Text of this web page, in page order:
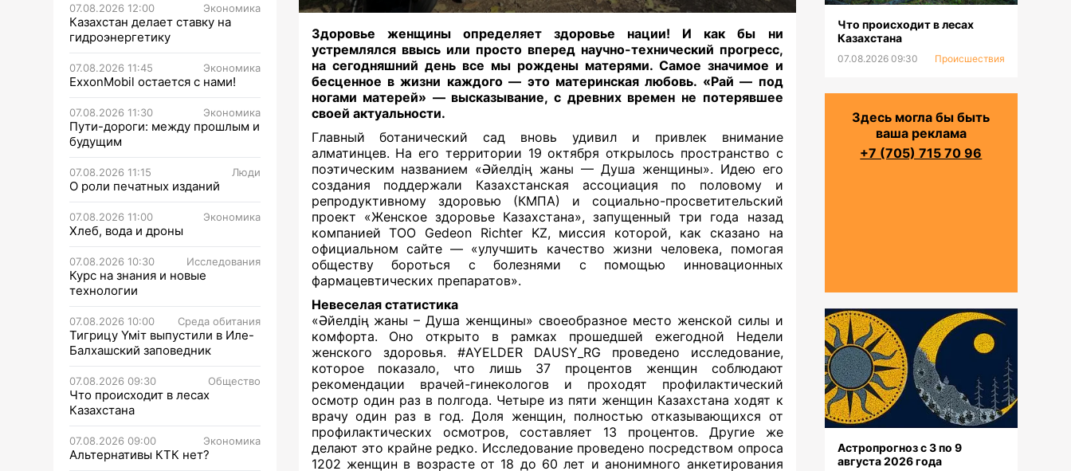
07.08.2026 12:00 Экономика
Казахстан делает ставку на
гидроэнергетику
07.08.2026 11:45 Экономика
ExxonMobil остается с нами!
07.08.2026 11:30 Экономика
Пути-дороги: между прошлым и
будущим
07.08.2026 11:15 Люди
О роли печатных изданий
07.08.2026 11:00 Экономика
Хлеб, вода и дроны
07.08.2026 10:30 Исследования
Курс на знания и новые
технологии
07.08.2026 10:00 Среда обитания
Тигрицу Үміт выпустили в Иле-
Балхашский заповедник
07.08.2026 09:30 Общество
Что происходит в лесах
Казахстана
07.08.2026 09:00 Экономика
Альтернативы КТК нет?
Здоровье женщины определяет здоровье нации! И как бы ни
устремлялся ввысь или просто вперед научно-технический прогресс,
на сегодняшний день все мы рождены матерями. Самое значимое и
бесценное в жизни каждого — это материнская любовь. «Рай — под
ногами матерей» — высказывание, с древних времен не потерявшее
своей актуальности.
Главный ботанический сад вновь удивил и привлек внимание
алматинцев. На его территории 19 октября открылось пространство с
поэтическим названием «Әйелдің жаны — Душа женщины». Идею его
создания поддержали Казахстанская ассоциация по половому и
репродуктивному здоровью (КМПА) и социально-просветительский
проект «Женское здоровье Казахстана», запущенный три года назад
компанией ТОО Gedeon Richter KZ, миссия которой, как сказано на
официальном сайте — «улучшить качество жизни человека, помогая
обществу бороться с болезнями с помощью инновационных
фармацевтических препаратов».
Невеселая статистика
«Әйелдің жаны – Душа женщины» своеобразное место женской силы и
комфорта. Оно открыто в рамках прошедшей ежегодной Недели
женского здоровья. #AYELDER DAUSY_RG проведено исследование,
которое показало, что лишь 37 процентов женщин соблюдают
рекомендации врачей-гинекологов и проходят профилактический
осмотр один раз в полгода. Четыре из пяти женщин Казахстана ходят к
врачу один раз в год. Доля женщин, полностью отказывающихся от
профилактических осмотров, составляет 13 процентов. Другие же
делают это крайне редко. Исследование проведено посредством опроса
1202 женщин в возрасте от 18 до 60 лет и анонимного анкетирования
Что происходит в лесах
Казахстана
07.08.2026 09:30 Происшествия
Здесь могла бы быть
ваша реклама
+7 (705) 715 70 96
Астропрогноз с 3 по 9
августа 2026 года